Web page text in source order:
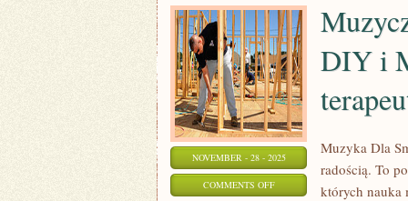
NOVEMBER - 28 - 2025
COMMENTS OFFON
DIY i
Muzyka Dla
radością. To
których nauka